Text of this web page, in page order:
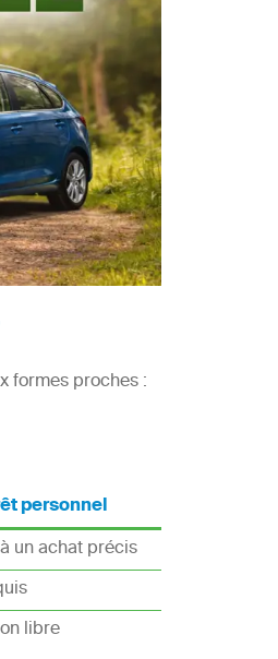
formes proches :
personnel
un achat précis
libre